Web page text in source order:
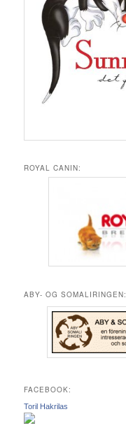
ROYAL CANIN:
ABY- OG SOMALIRINGEN:
FACEBOOK:
Toril Hakrilas